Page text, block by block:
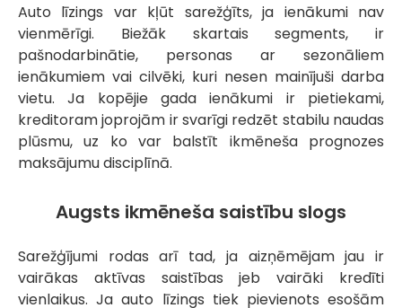
Auto līzings var kļūt sarežģīts, ja ienākumi nav
vienmērīgi. Biežāk skartais segments, ir
pašnodarbinātie, personas ar sezonāliem
ienākumiem vai cilvēki, kuri nesen mainījuši darba
vietu. Ja kopējie gada ienākumi ir pietiekami,
kreditoram joprojām ir svarīgi redzēt stabilu naudas
plūsmu, uz ko var balstīt ikmēneša prognozes
maksājumu disciplīnā.
Augsts ikmēneša saistību slogs
Sarežģījumi rodas arī tad, ja aizņēmējam jau ir
vairākas aktīvas saistības jeb vairāki kredīti
vienlaikus. Ja auto līzings tiek pievienots esošām